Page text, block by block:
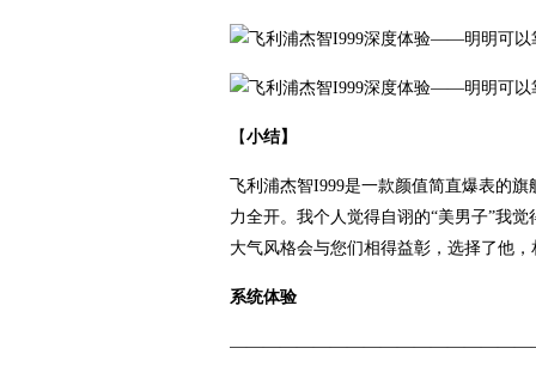
【小结】
飞利浦杰智I999是一款颜值简直爆表的
力全开。我个人觉得自诩的“美男子”我
大气风格会与您们相得益彰，选择了他
系统体验